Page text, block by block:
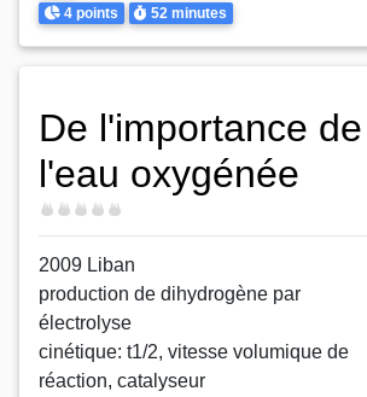
Points
4 points Durée
52 minutes
De l'importance de
l'eau oxygénée
Difficulté
2009 Liban
production de dihydrogène par
électrolyse
cinétique: t1/2, vitesse volumique de
réaction, catalyseur